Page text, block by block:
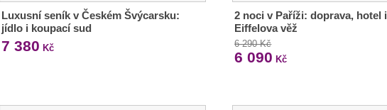
Luxusní seník v Českém Švýcarsku:
jídlo i koupací sud
7 380 Kč
2 noci v Paříži: doprava, hotel i
Eiffelova věž
6 290 Kč
6 090 Kč